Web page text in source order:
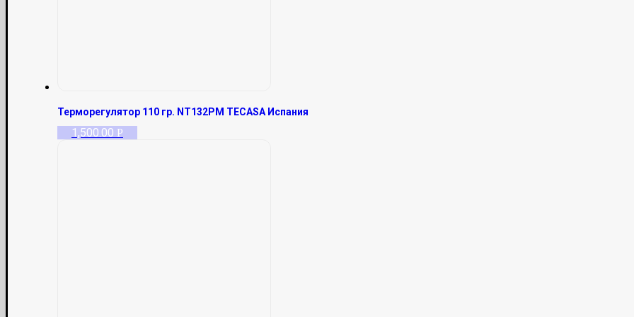
Терморегулятор 110 гр. NT132РМ TECASA Испания
1,500.00 Р